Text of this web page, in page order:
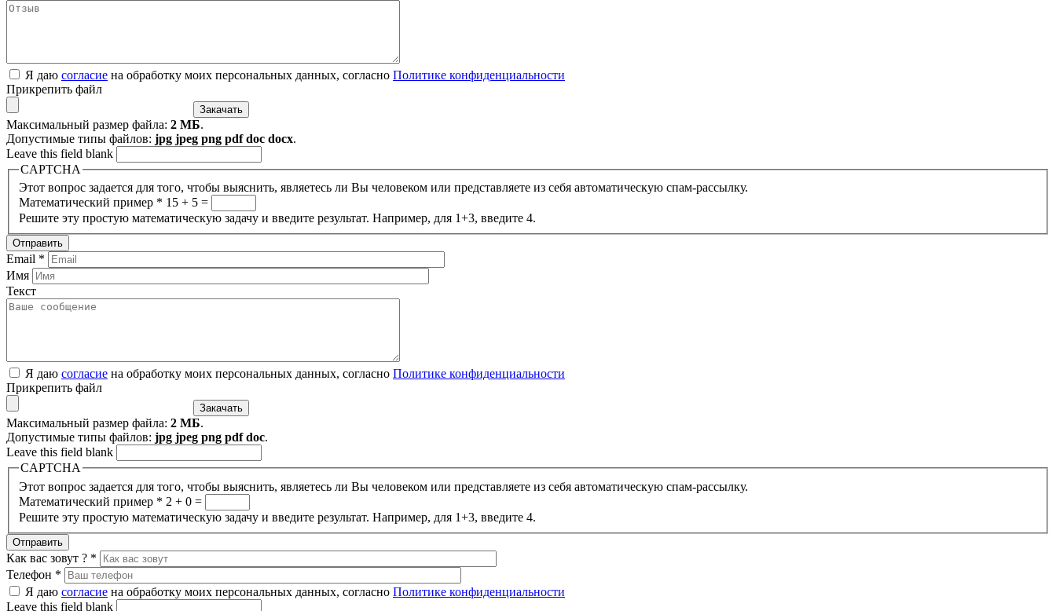
Я даю согласие на обработку моих персональных данных, согласно Политике конфиденциальности
Прикрепить файл
Максимальный размер файла: 2 МБ.
Допустимые типы файлов: jpg jpeg png pdf doc docx.
Leave this field blank
CAPTCHA
Этот вопрос задается для того, чтобы выяснить, являетесь ли Вы человеком или представляете из себя автоматическую спам-рассылку.
Математический пример * 15 + 5 =
Решите эту простую математическую задачу и введите результат. Например, для 1+3, введите 4.
Email *
Имя
Текст
Я даю согласие на обработку моих персональных данных, согласно Политике конфиденциальности
Прикрепить файл
Максимальный размер файла: 2 МБ.
Допустимые типы файлов: jpg jpeg png pdf doc.
Leave this field blank
CAPTCHA
Этот вопрос задается для того, чтобы выяснить, являетесь ли Вы человеком или представляете из себя автоматическую спам-рассылку.
Математический пример * 2 + 0 =
Решите эту простую математическую задачу и введите результат. Например, для 1+3, введите 4.
Как вас зовут ? *
Телефон *
Я даю согласие на обработку моих персональных данных, согласно Политике конфиденциальности
Leave this field blank